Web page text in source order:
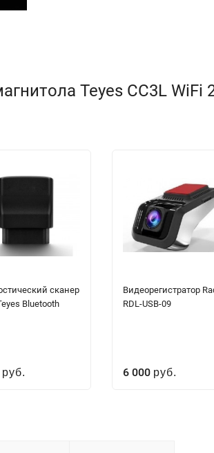
Teyes CC3L WiFi
сканер
Bluetooth
руб.
Видеорегистратор
RDL-USB-09
6 000 руб.